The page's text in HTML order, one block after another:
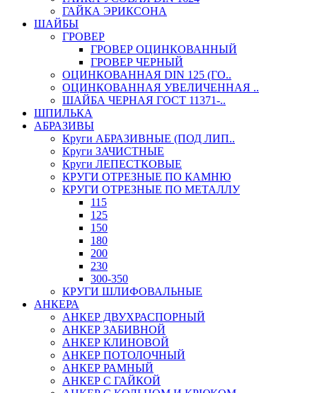
ГАЙКА ЭРИКСОНА
ШАЙБЫ
ГРОВЕР
ГРОВЕР ОЦИНКОВАННЫЙ
ГРОВЕР ЧЕРНЫЙ
ОЦИНКОВАННАЯ DIN 125 (ГО..
ОЦИНКОВАННАЯ УВЕЛИЧЕННАЯ ..
ШАЙБА ЧЕРНАЯ ГОСТ 11371-..
ШПИЛЬКА
АБРАЗИВЫ
Круги АБРАЗИВНЫЕ (ПОД ЛИП..
Круги ЗАЧИСТНЫЕ
Круги ЛЕПЕСТКОВЫЕ
КРУГИ ОТРЕЗНЫЕ ПО КАМНЮ
КРУГИ ОТРЕЗНЫЕ ПО МЕТАЛЛУ
115
125
150
180
200
230
300-350
КРУГИ ШЛИФОВАЛЬНЫЕ
АНКЕРА
АНКЕР ДВУХРАСПОРНЫЙ
АНКЕР ЗАБИВНОЙ
АНКЕР КЛИНОВОЙ
АНКЕР ПОТОЛОЧНЫЙ
АНКЕР РАМНЫЙ
АНКЕР С ГАЙКОЙ